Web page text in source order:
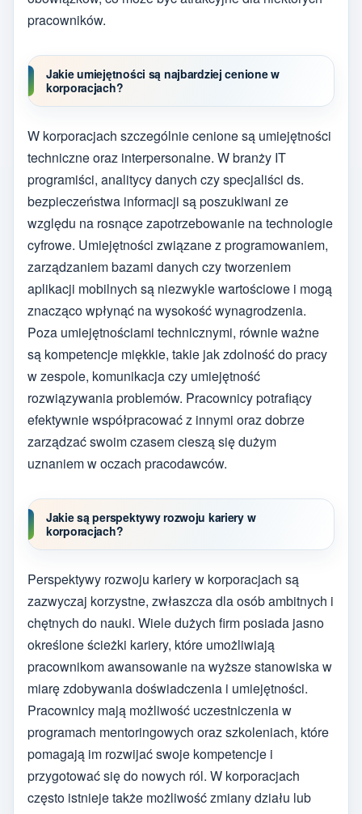
pracowników.
Jakie umiejętności są najbardziej cenione w
korporacjach?
W korporacjach szczególnie cenione są umiejętności
techniczne oraz interpersonalne. W branży IT
programiści, analitycy danych czy specjaliści ds.
bezpieczeństwa informacji są poszukiwani ze
względu na rosnące zapotrzebowanie na technologie
cyfrowe. Umiejętności związane z programowaniem,
zarządzaniem bazami danych czy tworzeniem
aplikacji mobilnych są niezwykle wartościowe i mogą
znacząco wpłynąć na wysokość wynagrodzenia.
Poza umiejętnościami technicznymi, równie ważne
są kompetencje miękkie, takie jak zdolność do pracy
w zespole, komunikacja czy umiejętność
rozwiązywania problemów. Pracownicy potrafiący
efektywnie współpracować z innymi oraz dobrze
zarządzać swoim czasem cieszą się dużym
uznaniem w oczach pracodawców.
Jakie są perspektywy rozwoju kariery w
korporacjach?
Perspektywy rozwoju kariery w korporacjach są
zazwyczaj korzystne, zwłaszcza dla osób ambitnych i
chętnych do nauki. Wiele dużych firm posiada jasno
określone ścieżki kariery, które umożliwiają
pracownikom awansowanie na wyższe stanowiska w
miarę zdobywania doświadczenia i umiejętności.
Pracownicy mają możliwość uczestniczenia w
programach mentoringowych oraz szkoleniach, które
pomagają im rozwijać swoje kompetencje i
przygotować się do nowych ról. W korporacjach
często istnieje także możliwość zmiany działu lub